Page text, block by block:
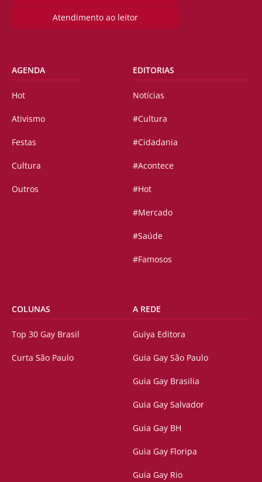
Atendimento ao leitor
AGENDA
Hot
Ativismo
Festas
Cultura
Outros
EDITORIAS
Notícias
#Cultura
#Cidadania
#Acontece
#Hot
#Mercado
#Saúde
#Famosos
COLUNAS
Top 30 Gay Brasil
Curta São Paulo
A REDE
Guiya Editora
Guia Gay São Paulo
Guia Gay Brasilia
Guia Gay Salvador
Guia Gay BH
Guia Gay Floripa
Guia Gay Rio